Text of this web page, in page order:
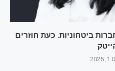
ביטחוניות. כעת חוזרים